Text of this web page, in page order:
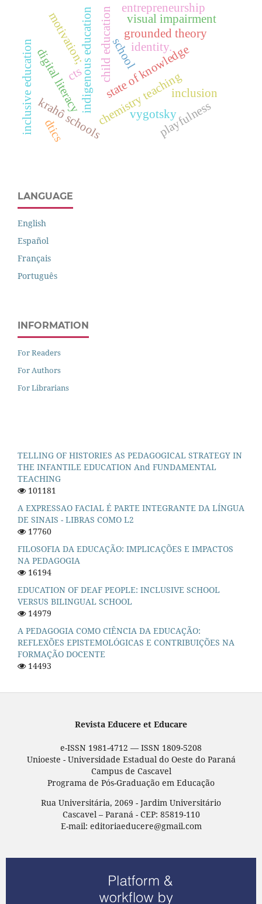
indigenous education
krahô schools
identity.
state of knowledge
school
child education
chemistry teaching
vygotsky
cts
grounded theory
inclusion
playfulness
visual impairment
inclusive educationdigital literacy
dtics
entrepreneurship
motivation;
LANGUAGE
English
Español
Français
Português
INFORMATION
For Readers
For Authors
For Librarians
TELLING OF HISTORIES AS PEDAGOGICAL STRATEGY IN
THE INFANTILE EDUCATION And FUNDAMENTAL
TEACHING
101181
A EXPRESSAO FACIAL É PARTE INTEGRANTE DA LÍNGUA
DE SINAIS - LIBRAS COMO L2
17760
FILOSOFIA DA EDUCAÇÃO: IMPLICAÇÕES E IMPACTOS
NA PEDAGOGIA
16194
EDUCATION OF DEAF PEOPLE: INCLUSIVE SCHOOL
VERSUS BILINGUAL SCHOOL
14979
A PEDAGOGIA COMO CIÊNCIA DA EDUCAÇÃO:
REFLEXÕES EPISTEMOLÓGICAS E CONTRIBUIÇÕES NA
FORMAÇÃO DOCENTE
14493
Revista Educere et Educare
e-ISSN 1981-4712 — ISSN 1809-5208
Unioeste - Universidade Estadual do Oeste do Paraná
Campus de Cascavel
Programa de Pós-Graduação em Educação
Rua Universitária, 2069 - Jardim Universitário
Cascavel – Paraná - CEP: 85819-110
E-mail: editoriaeducere@gmail.com